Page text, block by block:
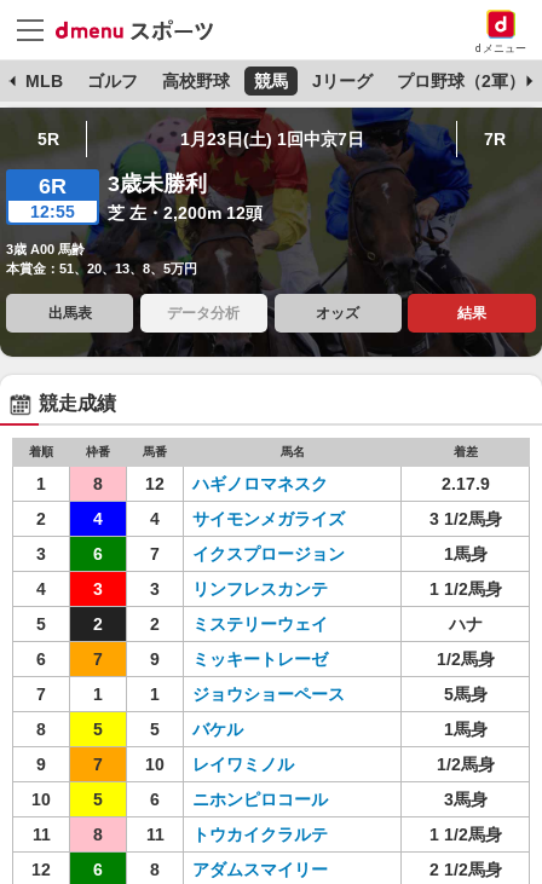
dメニュー
MLB ゴルフ 高校野球 競馬 Jリーグ プロ野球（2軍）
5R 1月23日(土) 1回中京7日 7R
6R
12:55
3歳未勝利
芝 左・2,200m 12頭
3歳 A00 馬齢
本賞金：51、20、13、8、5万円
出馬表 データ分析 オッズ 結果
競走成績
着順 枠番 馬番 馬名 着差
1 8 12 ハギノロマネスク
2.17.9
2
4 4 サイモンメガライズ
3 1/2馬身
3
6 7 イクスプロージョン
1馬身
4
3 3 リンフレスカンテ
1 1/2馬身
5
2 2 ミステリーウェイ
ハナ
6
7 9 ミッキートレーゼ
1/2馬身
7
1 1 ジョウショーペース
5馬身
8
5 5 バケル
1馬身
9
7 10 レイワミノル
1/2馬身
10
5 6 ニホンピロコール
3馬身
11
8 11 トウカイクラルテ
1 1/2馬身
12
6 8 アダムスマイリー 2 1/2馬身